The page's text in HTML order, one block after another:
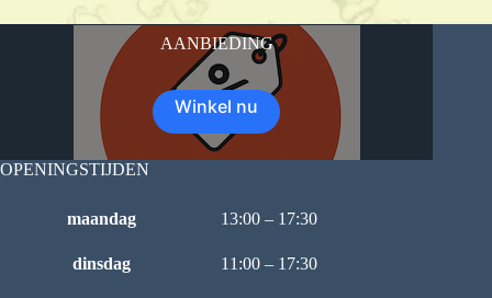
AANBIEDING
Winkel nu
OPENINGSTIJDEN
maandag 13:00 – 17:30
dinsdag 11:00 – 17:30